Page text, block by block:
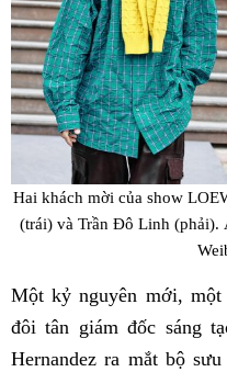
Hai khách mời của show
(trái) và Trần Đô Linh (phải).
Một kỷ nguyên mới, một
đôi tân giám đốc sáng
Hernandez ra mắt bộ